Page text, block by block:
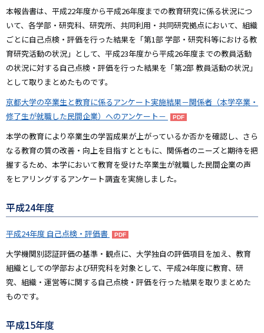
本報告書は、平成22年度から平成26年度までの教育研究に係る状況につ
いて、各学部・研究科、研究所、共同利用・共同研究拠点において、組織
ごとに自己点検・評価を行った結果を「第1部 学部・研究科等における教
育研究活動の状況」として、平成23年度から平成26年度までの教員活動
の状況に対する自己点検・評価を行った結果を「第2部 教員活動の状況」
として取りまとめたものです。
京都大学の卒業生と教育に係るアンケート実施結果－関係者（本学卒業・
修了生が就職した民間企業）へのアンケート－
本学の教育により卒業生の学習成果が上がっているか否かを確認し、さら
なる教育の質の改善・向上を目指すとともに、関係者のニーズと期待を把
握するため、本学において教育を受けた卒業生が就職した民間企業の声
をヒアリングするアンケート調査を実施しました。
平成24年度
平成24年度 自己点検・評価書
大学機関別認証評価の基準・観点に、大学独自の評価項目を加え、教育
組織としての学部および研究科を対象として、平成24年度に教育、研
究、組織・運営等に関する自己点検・評価を行った結果を取りまとめた
ものです。
平成15年度